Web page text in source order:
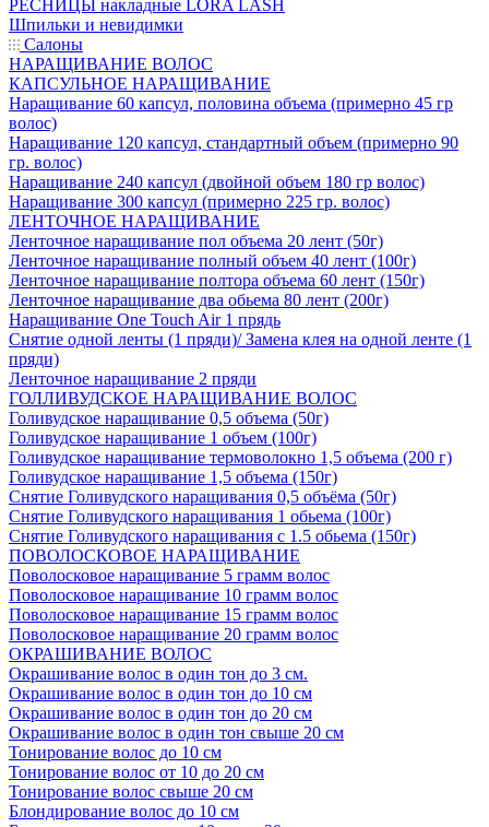
РЕСНИЦЫ накладные LORA LASH
Шпильки и невидимки
Салоны
НАРАЩИВАНИЕ ВОЛОС
КАПСУЛЬНОЕ НАРАЩИВАНИЕ
Наращивание 60 капсул, половина объема (примерно 45 гр
волос)
Наращивание 120 капсул, стандартный объем (примерно 90
гр. волос)
Наращивание 240 капсул (двойной объем 180 гр волос)
Наращивание 300 капсул (примерно 225 гр. волос)
ЛЕНТОЧНОЕ НАРАЩИВАНИЕ
Ленточное наращивание пол объема 20 лент (50г)
Ленточное наращивание полный объем 40 лент (100г)
Ленточное наращивание полтора объема 60 лент (150г)
Ленточное наращивание два обьема 80 лент (200г)
Наращивание One Touch Air 1 прядь
Снятие одной ленты (1 пряди)/ Замена клея на одной ленте (1
пряди)
Ленточное наращивание 2 пряди
ГОЛЛИВУДСКОЕ НАРАЩИВАНИЕ ВОЛОС
Голивудское наращивание 0,5 объема (50г)
Голивудское наращивание 1 объем (100г)
Голивудское наращивание термоволокно 1,5 объема (200 г)
Голивудское наращивание 1,5 объема (150г)
Снятие Голивудского наращивания 0,5 объёма (50г)
Снятие Голивудского наращивания 1 обьема (100г)
Снятие Голивудского наращивания с 1.5 обьема (150г)
ПОВОЛОСКОВОЕ НАРАЩИВАНИЕ
Поволосковое наращивание 5 грамм волос
Поволосковое наращивание 10 грамм волос
Поволосковое наращивание 15 грамм волос
Поволосковое наращивание 20 грамм волос
ОКРАШИВАНИЕ ВОЛОС
Окрашивание волос в один тон до 3 см.
Окрашивание волос в один тон до 10 см
Окрашивание волос в один тон до 20 см
Окрашивание волос в один тон свыше 20 см
Тонирование волос до 10 см
Тонирование волос от 10 до 20 см
Тонирование волос свыше 20 см
Блондирование волос до 10 см